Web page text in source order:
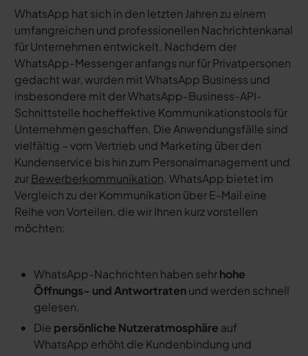
WhatsApp hat sich in den letzten Jahren zu einem
umfangreichen und professionellen Nachrichtenkanal
für Unternehmen entwickelt. Nachdem der
WhatsApp-Messenger anfangs nur für Privatpersonen
gedacht war, wurden mit WhatsApp Business und
insbesondere mit der WhatsApp-Business-API-
Schnittstelle hocheffektive Kommunikationstools für
Unternehmen geschaffen. Die Anwendungsfälle sind
vielfältig – vom Vertrieb und Marketing über den
Kundenservice bis hin zum Personalmanagement und
zurBewerberkommunikation. WhatsApp bietet im
Vergleich zu der Kommunikation über E-Mail eine
Reihe von Vorteilen, die wir Ihnen kurz vorstellen
möchten:
WhatsApp-Nachrichten haben sehrhohe
Öffnungs- und Antwortratenund werden schnell
gelesen.
Die persönliche Nutzeratmosphäre auf
WhatsApp erhöht die Kundenbindung und